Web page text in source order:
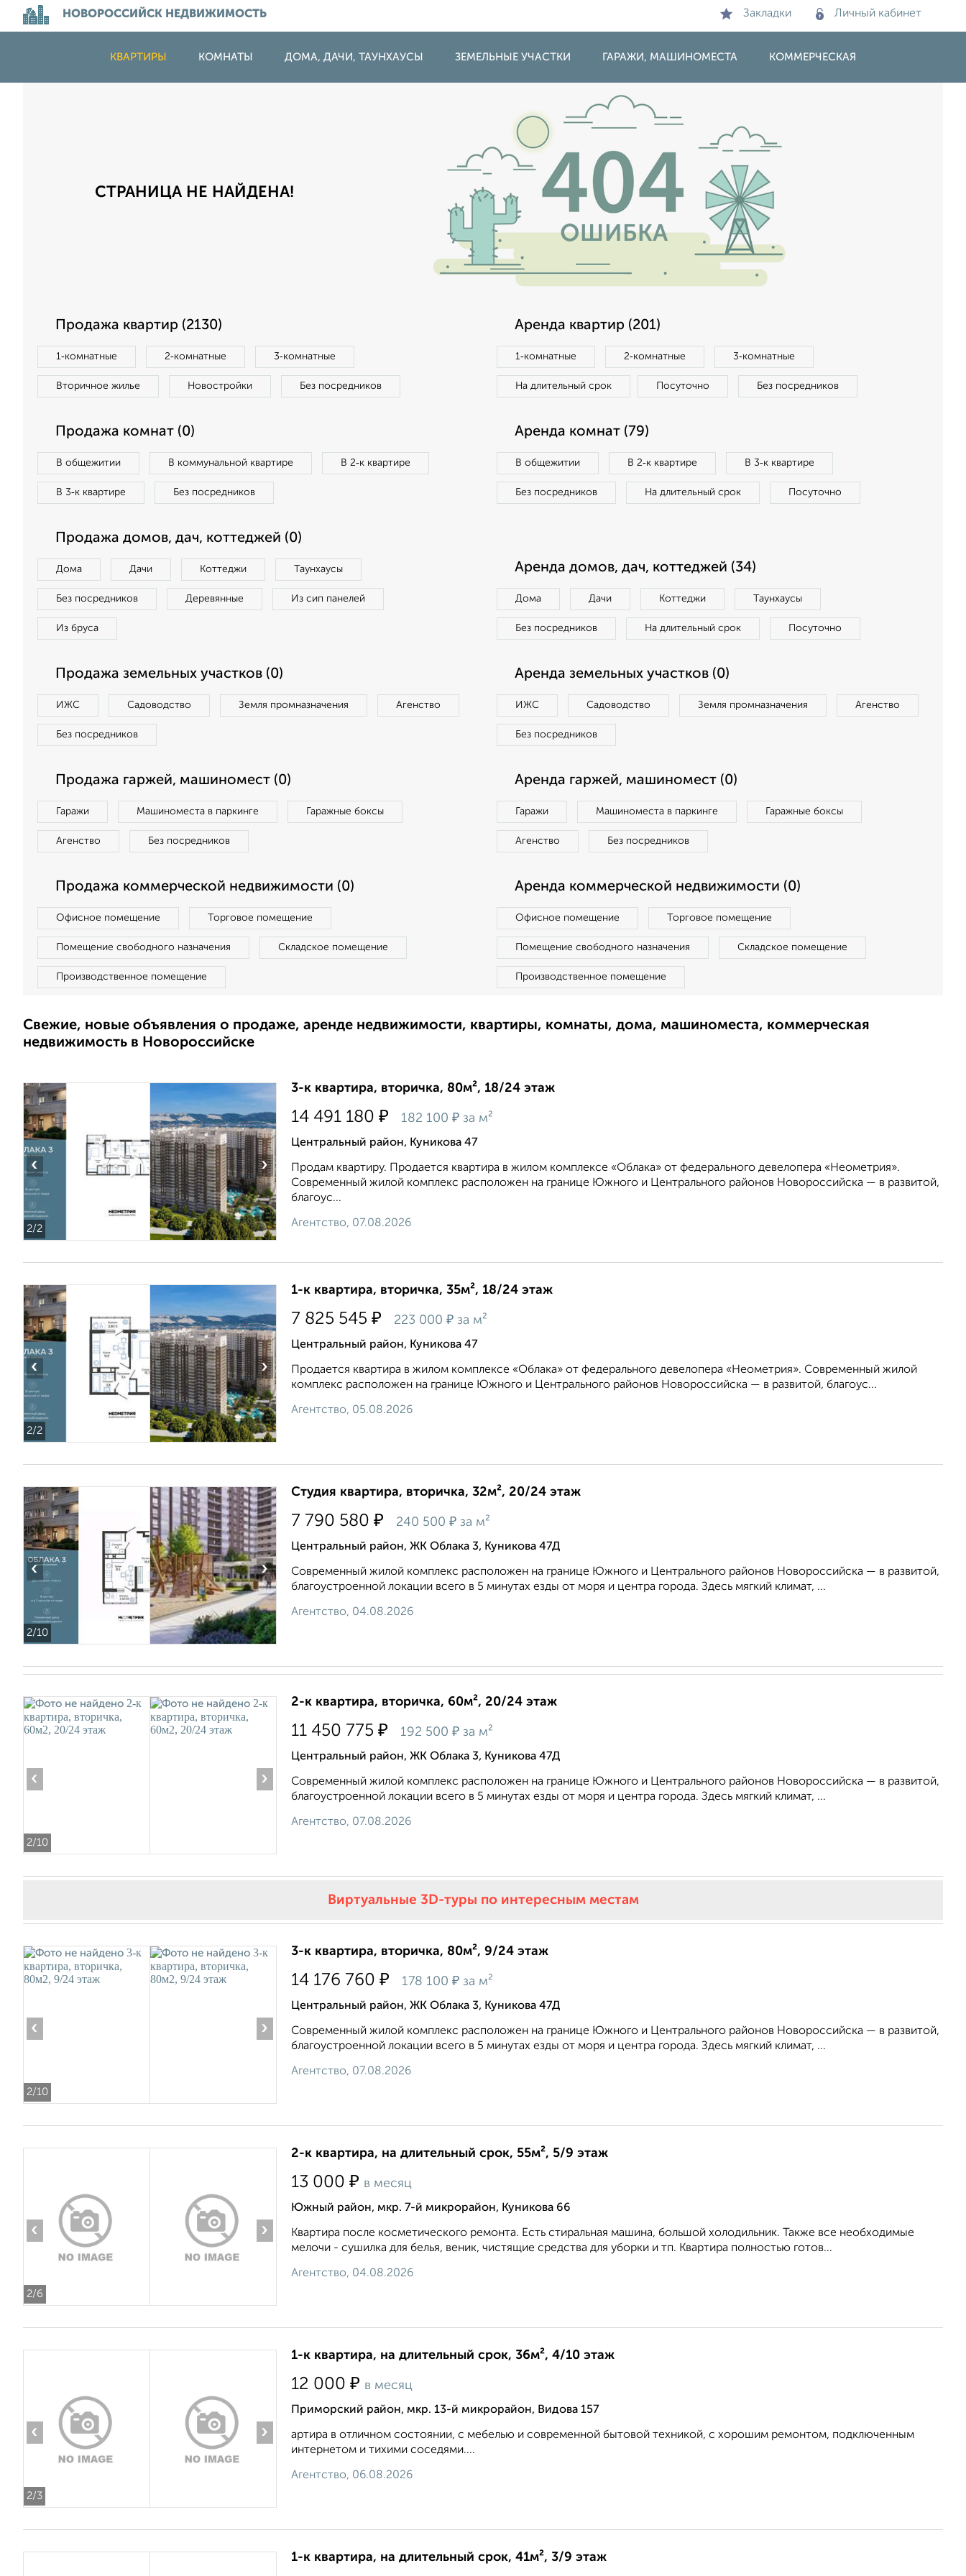
НОВОРОССИЙСК НЕДВИЖИМОСТЬ Закладки Личный кабинет
КВАРТИРЫ КОМНАТЫ ДОМА, ДАЧИ, ТАУНХАУСЫ ЗЕМЕЛЬНЫЕ УЧАСТКИ ГАРАЖИ, МАШИНОМЕСТА КОММЕРЧЕСКАЯ
СТРАНИЦА НЕ НАЙДЕНА!
Продажа квартир (2130)
1‑комнатные 2‑комнатные 3‑комнатные
Вторичное жилье Новостройки Без посредников
Аренда квартир (201)
1‑комнатные 2‑комнатные 3‑комнатные
На длительный срок Посуточно Без посредников
Продажа комнат (0)
В общежитии В коммунальной квартире В 2‑к квартире
В 3‑к квартире Без посредников
Аренда комнат (79)
В общежитии В 2‑к квартире В 3‑к квартире
Без посредников На длительный срок Посуточно
Продажа домов, дач, коттеджей (0)
Дома Дачи Коттеджи Таунхаусы
Без посредников Деревянные Из сип панелей
Из бруса
Аренда домов, дач, коттеджей (34)
Дома Дачи Коттеджи Таунхаусы
Без посредников На длительный срок Посуточно
Продажа земельных участков (0)
ИЖС Садоводство Земля промназначения Агенство
Без посредников
Аренда земельных участков (0)
ИЖС Садоводство Земля промназначения Агенство
Без посредников
Продажа гаржей, машиномест (0)
Гаражи Машиноместа в паркинге Гаражные боксы
Агенство Без посредников
Аренда гаржей, машиномест (0)
Гаражи Машиноместа в паркинге Гаражные боксы
Агенство Без посредников
Продажа коммерческой недвижимости (0)
Офисное помещение Торговое помещение
Помещение свободного назначения Складское помещение
Производственное помещение
Аренда коммерческой недвижимости (0)
Офисное помещение Торговое помещение
Помещение свободного назначения Складское помещение
Производственное помещение
Свежие, новые объявления о продаже, аренде недвижимости, квартиры, комнаты, дома, машиноместа, коммерческая
недвижимость в Новороссийске
2/2
‹ ›
3-к квартира, вторичка, 80м², 18/24 этаж
14 491 180 ₽ 182 100 ₽ за м²
Центральный район, Куникова 47
Продам квартиру. Продается квартира в жилом комплексе «Облака» от федерального девелопера «Неометрия».
Современный жилой комплекс расположен на границе Южного и Центрального районов Новороссийска — в развитой,
благоус...
Агентство, 07.08.2026
2/2
‹ ›
1-к квартира, вторичка, 35м², 18/24 этаж
7 825 545 ₽ 223 000 ₽ за м²
Центральный район, Куникова 47
Продается квартира в жилом комплексе «Облака» от федерального девелопера «Неометрия». Современный жилой
комплекс расположен на границе Южного и Центрального районов Новороссийска — в развитой, благоус...
Агентство, 05.08.2026
2/10
‹ ›
Студия квартира, вторичка, 32м², 20/24 этаж
7 790 580 ₽ 240 500 ₽ за м²
Центральный район, ЖК Облака 3, Куникова 47Д
Современный жилой комплекс расположен на границе Южного и Центрального районов Новороссийска — в развитой,
благоустроенной локации всего в 5 минутах езды от моря и центра города. Здесь мягкий климат, ...
Агентство, 04.08.2026
2/10
‹ ›
2-к квартира, вторичка, 60м², 20/24 этаж
11 450 775 ₽ 192 500 ₽ за м²
Центральный район, ЖК Облака 3, Куникова 47Д
Современный жилой комплекс расположен на границе Южного и Центрального районов Новороссийска — в развитой,
благоустроенной локации всего в 5 минутах езды от моря и центра города. Здесь мягкий климат, ...
Агентство, 07.08.2026
Виртуальные 3D-туры по интересным местам
2/10
‹ ›
3-к квартира, вторичка, 80м², 9/24 этаж
14 176 760 ₽ 178 100 ₽ за м²
Центральный район, ЖК Облака 3, Куникова 47Д
Современный жилой комплекс расположен на границе Южного и Центрального районов Новороссийска — в развитой,
благоустроенной локации всего в 5 минутах езды от моря и центра города. Здесь мягкий климат, ...
Агентство, 07.08.2026
2/6
‹ ›
2-к квартира, на длительный срок, 55м², 5/9 этаж
13 000 ₽ в месяц
Южный район, мкр. 7-й микрорайон, Куникова 66
Квартира после косметического ремонта. Есть стиральная машина, большой холодильник. Также все необходимые
мелочи - сушилка для белья, веник, чистящие средства для уборки и тп. Квартира полностью готов...
Агентство, 04.08.2026
2/3
‹ ›
1-к квартира, на длительный срок, 36м², 4/10 этаж
12 000 ₽ в месяц
Приморский район, мкр. 13-й микрорайон, Видова 157
артира в отличном состоянии, с мебелью и современной бытовой техникой, с хорошим ремонтом, подключенным
интернетом и тихими соседями....
Агентство, 06.08.2026
1-к квартира, на длительный срок, 41м², 3/9 этаж